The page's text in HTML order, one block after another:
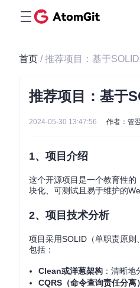
首页 / 推荐项目：基于
推荐项目：基于
2024-05-30 13:47:56 作者：管
1、项目介绍
这个开源项目是一个教育性
块化、可测试且易于维护的
2、项目技术分析
项目采用SOLID（单职责原
包括：
Clean或洋葱架构 ：清晰
CQRS（命令查询责任分离）